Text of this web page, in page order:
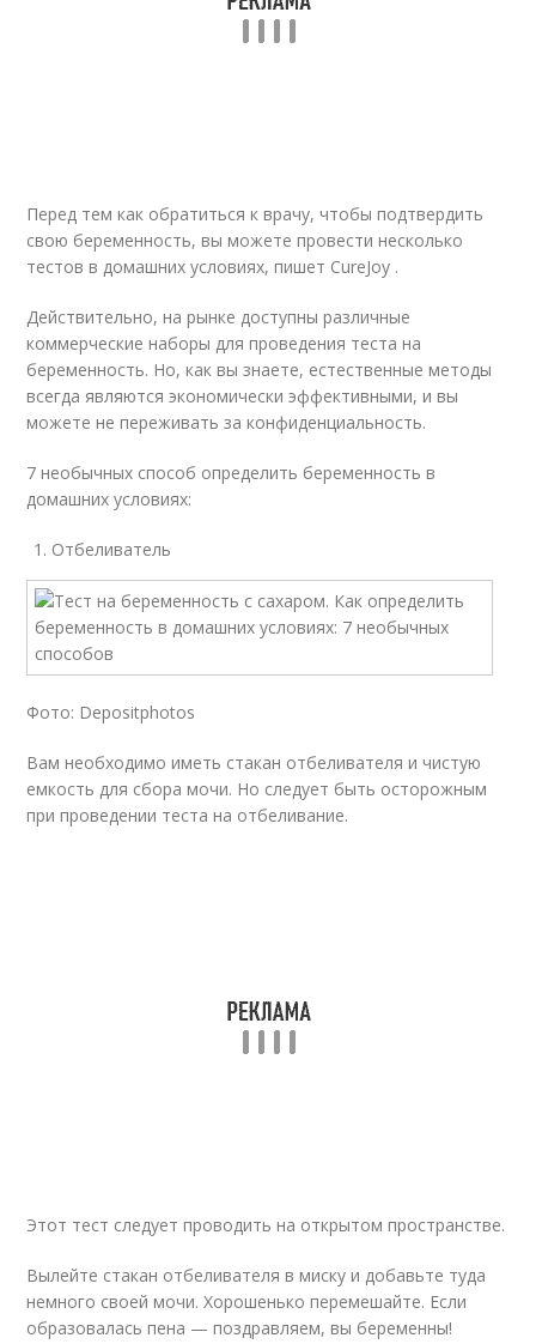
Перед тем как обратиться к врачу, чтобы подтвердить
свою беременность, вы можете провести несколько
тестов в домашних условиях, пишет CureJoy .
Действительно, на рынке доступны различные
коммерческие наборы для проведения теста на
беременность. Но, как вы знаете, естественные методы
всегда являются экономически эффективными, и вы
можете не переживать за конфиденциальность.
7 необычных способ определить беременность в
домашних условиях:
Отбеливатель
Фото: Depositphotos
Вам необходимо иметь стакан отбеливателя и чистую
емкость для сбора мочи. Но следует быть осторожным
при проведении теста на отбеливание.
Этот тест следует проводить на открытом пространстве.
Вылейте стакан отбеливателя в миску и добавьте туда
немного своей мочи. Хорошенько перемешайте. Если
образовалась пена — поздравляем, вы беременны!